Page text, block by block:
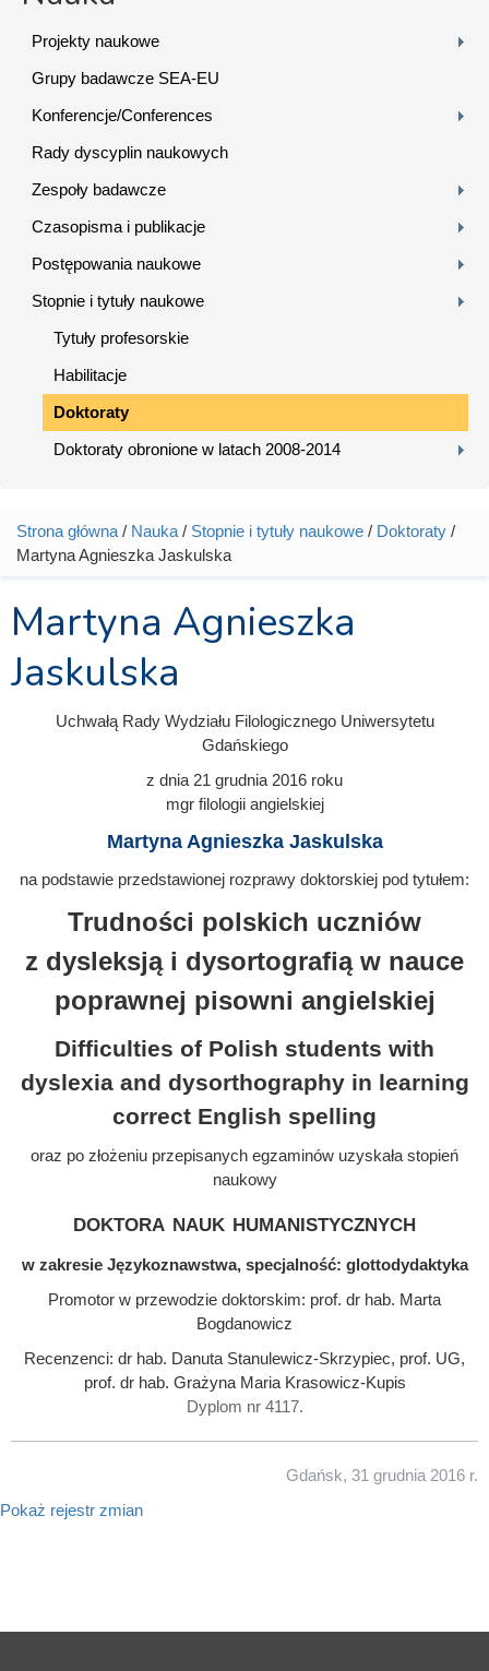
Projekty naukowe
Grupy badawcze SEA-EU
Konferencje/Conferences
Rady dyscyplin naukowych
Zespoły badawcze
Czasopisma i publikacje
Postępowania naukowe
Stopnie i tytuły naukowe
Tytuły profesorskie
Habilitacje
Doktoraty
Doktoraty obronione w latach 2008-2014
Jesteś tutaj
Strona główna / Nauka / Stopnie i tytuły naukowe / Doktoraty /
Martyna Agnieszka Jaskulska
Martyna Agnieszka
Jaskulska
Uchwałą Rady Wydziału Filologicznego Uniwersytetu
Gdańskiego
z dnia 21 grudnia 2016 roku
mgr filologii angielskiej
Martyna Agnieszka Jaskulska
na podstawie przedstawionej rozprawy doktorskiej pod tytułem:
Trudności polskich uczniów
z dysleksją i dysortografią w nauce
poprawnej pisowni angielskiej
Difficulties of Polish students with
dyslexia and dysorthography in learning
correct English spelling
oraz po złożeniu przepisanych egzaminów uzyskała stopień
naukowy
doktora nauk humanistycznych
w zakresie Językoznawstwa, specjalność: glottodydaktyka
Promotor w przewodzie doktorskim: prof. dr hab. Marta
Bogdanowicz
Recenzenci: dr hab. Danuta Stanulewicz-Skrzypiec, prof. UG,
prof. dr hab. Grażyna Maria Krasowicz-Kupis
Dyplom nr 4117.
Gdańsk, 31 grudnia 2016 r.
Pokaż rejestr zmian